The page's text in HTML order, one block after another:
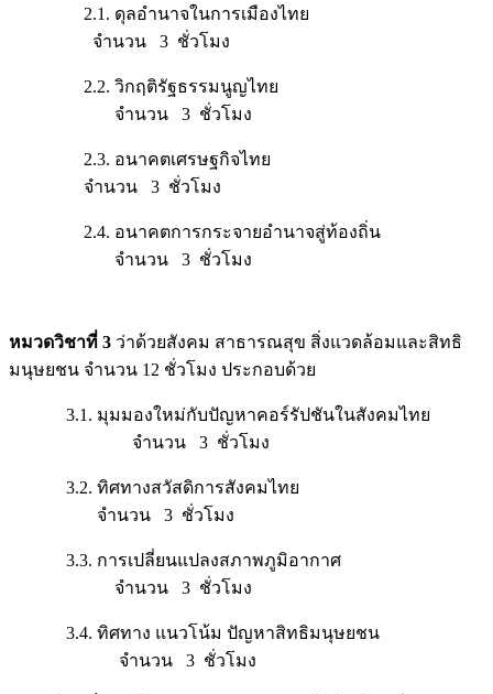
2.1. ดุลอำนาจในการเมืองไทย
จำนวน 3 ชั่วโมง
2.2. วิกฤติรัฐธรรมนูญไทย
จำนวน 3 ชั่วโมง
2.3. อนาคตเศรษฐกิจไทย
จำนวน 3 ชั่วโมง
2.4. อนาคตการกระจายอำนาจสู่ท้องถิ่น
จำนวน 3 ชั่วโมง
หมวดวิชาที่ 3 ว่าด้วยสังคม สาธารณสุข สิ่งแวดล้อมและสิทธิ
มนุษยชน จำนวน 12 ชั่วโมง ประกอบด้วย
3.1. มุมมองใหม่กับปัญหาคอร์รัปชันในสังคมไทย
จำนวน 3 ชั่วโมง
3.2. ทิศทางสวัสดิการสังคมไทย
จำนวน 3 ชั่วโมง
3.3. การเปลี่ยนแปลงสภาพภูมิอากาศ
จำนวน 3 ชั่วโมง
3.4. ทิศทาง แนวโน้ม ปัญหาสิทธิมนุษยชน
จำนวน 3 ชั่วโมง